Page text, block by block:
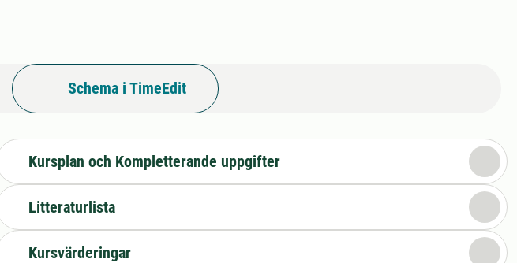
Schema i TimeEdit
Kursplan och Kompletterande uppgifter
Litteraturlista
Kursvärderingar